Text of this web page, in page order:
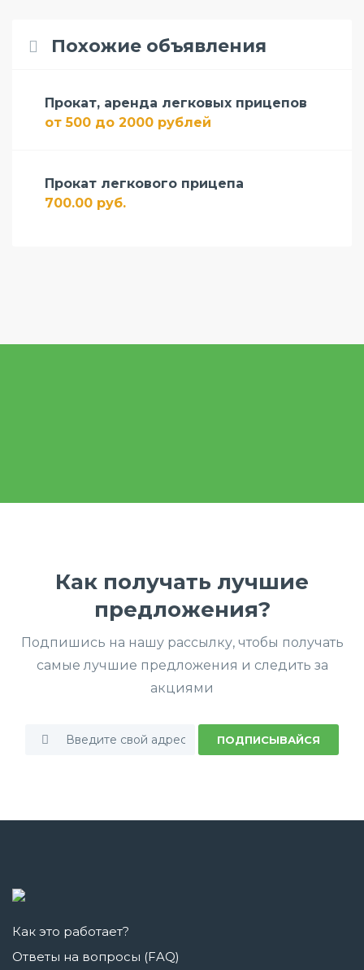
Похожие объявления
Прокат, аренда легковых прицепов
от 500 до 2000 рублей
Прокат легкового прицепа
700.00 руб.
Как получать лучшие
предложения?
Подпишись на нашу рассылку, чтобы получать
самые лучшие предложения и следить за
акциями
ПОДПИСЫВАЙСЯ
Как это работает?
Ответы на вопросы (FAQ)